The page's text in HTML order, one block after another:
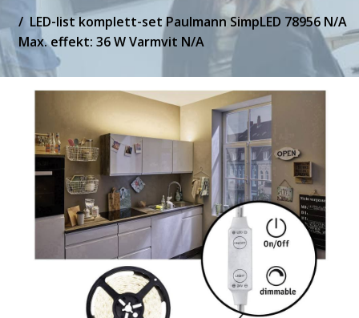
LED-list komplett-set Paulmann SimpLED 78956 N/A
Max. effekt: 36 W Varmvit N/A